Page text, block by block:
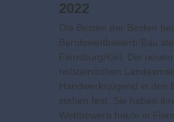
2022
Die Besten der Besten
Berufswettbewerb Bau
Flensburg/Kiel. Die
holsteinischen
Handwerksjugend in den
stehen fest. Sie haben
Wettbewerb heute in